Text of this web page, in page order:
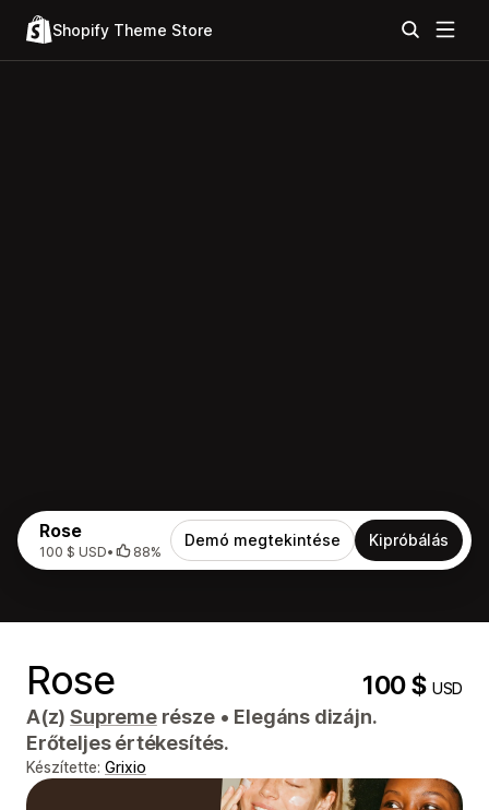
Shopify Theme Store
Rose
100 $ USD• 88%
Demó megtekintése Kipróbálás
Rose 100 $USD
A(z)Supremerésze • Elegáns dizájn.
Erőteljes értékesítés.
Készítette: Grixio